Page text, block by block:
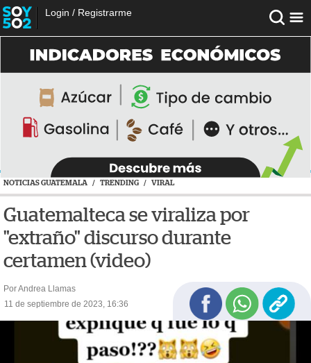
Login / Registrarme
NOTICIAS GUATEMALA / TRENDING / VIRAL
Guatemalteca se viraliza por
"extraño" discurso durante
certamen (video)
Por Andrea Llamas
11 de septiembre de 2023, 16:36